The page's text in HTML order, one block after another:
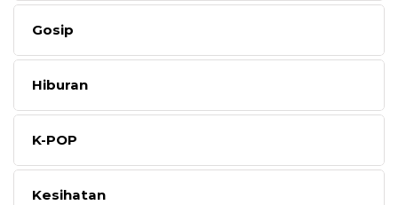
Gosip
Hiburan
K-POP
Kesihatan